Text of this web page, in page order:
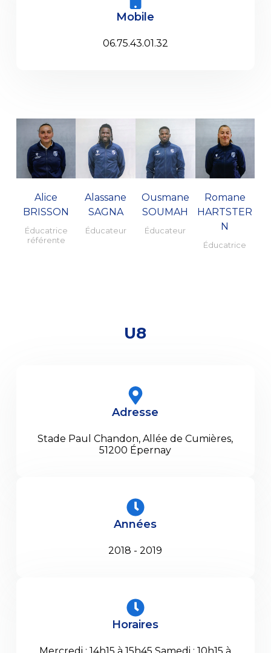
Mobile
06.75.43.01.32
Alice
BRISSON
Éducatrice
référente
Alassane
SAGNA
Éducateur
Ousmane
SOUMAH
Éducateur
Romane
HARTSTER
N
Éducatrice
U8
Adresse
Stade Paul Chandon, Allée de Cumières,
51200 Épernay
Années
2018 - 2019
Horaires
Mercredi : 14h15 à 15h45 Samedi : 10h15 à